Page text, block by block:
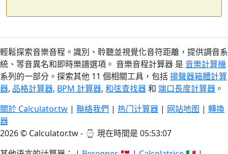
輕鬆探索音樂音程。識別、聆聽並視覺化音符距離，提供調音系
統、等音異名和即時樂譜選項。 音樂音程計算器 是 音樂計算機
系列的一部分。探索其他 11 個相關工具，包括揚聲器箱體計算
器, 品格計算器, BPM 計算器, 和弦查找器和 端口長度計算器 。
關於 Calculator.tw | 聯絡我們 | 热门计算器 | 网站地图 | 轉換
器
2026 © Calculator.tw - ⌚ 現在時間是 05:53:08